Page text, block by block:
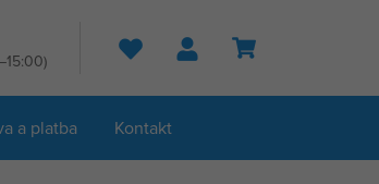
Hledat
a platba Kontakt